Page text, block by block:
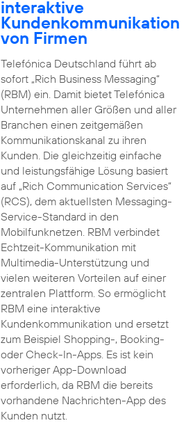
interaktive
Kundenkommunikation
von Firmen
Telefónica Deutschland führt ab
sofort „Rich Business Messaging“
(RBM) ein. Damit bietet Telefónica
Unternehmen aller Größen und aller
Branchen einen zeitgemäßen
Kommunikationskanal zu ihren
Kunden. Die gleichzeitig einfache
und leistungsfähige Lösung basiert
auf „Rich Communication Services“
(RCS), dem aktuellsten Messaging-
Service-Standard in den
Mobilfunknetzen. RBM verbindet
Echtzeit-Kommunikation mit
Multimedia-Unterstützung und
vielen weiteren Vorteilen auf einer
zentralen Plattform. So ermöglicht
RBM eine interaktive
Kundenkommunikation und ersetzt
zum Beispiel Shopping-, Booking-
oder Check-In-Apps. Es ist kein
vorheriger App-Download
erforderlich, da RBM die bereits
vorhandene Nachrichten-App des
Kunden nutzt.